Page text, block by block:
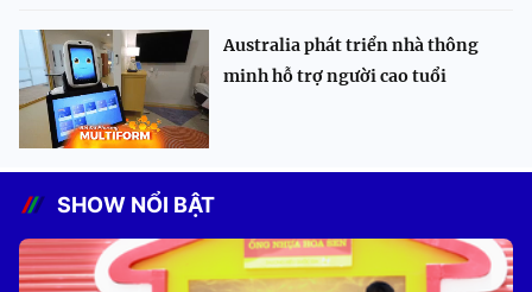
Australia phát triển nhà thông
minh hỗ trợ người cao tuổi
SHOW NỔI BẬT